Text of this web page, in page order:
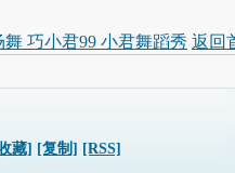
舞 巧小君99 小君舞蹈秀 返回
藏] [复制] [RSS]